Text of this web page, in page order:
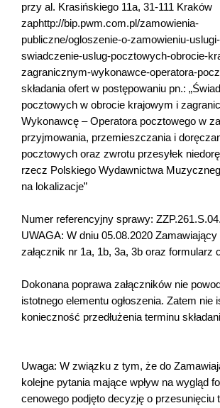
przy al. Krasińskiego 11a, 31-111 Kraków
zaphttp://bip.pwm.com.pl/zamowienia-
publiczne/ogloszenie-o-zamowieniu-
swiadczenie-uslug-pocztowych-obrocie-
zagranicznym-wykonawce-operatora-
składania ofert w postępowaniu pn.:
pocztowych w obrocie krajowym i
Wykonawcę – Operatora pocztowego w
przyjmowania, przemieszczania i
pocztowych oraz zwrotu przesyłek
rzecz Polskiego Wydawnictwa
na lokalizacje”
Numer referencyjny sprawy:
UWAGA: W dniu 05.08.2020 Zamawiający
załącznik nr 1a, 1b, 3a, 3b oraz formularz
Dokonana poprawa załączników nie
istotnego elementu ogłoszenia. Zatem nie
konieczność przedłużenia terminu
Uwaga: W związku z tym, że do
kolejne pytania mające wpływ na wygląd
cenowego podjęto decyzję o przesunięciu